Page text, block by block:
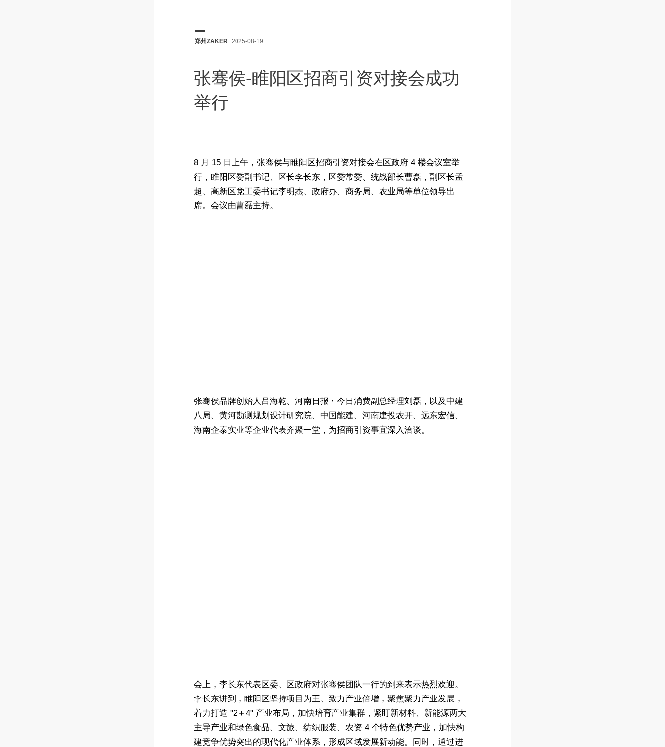
郑州ZAKER 2025-08-19
张骞侯-睢阳区招商引资对接会成功
举行
8 月 15 日上午，张骞侯与睢阳区招商引资对接会在区政府 4 楼会议室举
行，睢阳区委副书记、区长李长东，区委常委、统战部长曹磊，副区长孟
超、高新区党工委书记李明杰、政府办、商务局、农业局等单位领导出
席。会议由曹磊主持。
张骞侯品牌创始人吕海乾、河南日报・今日消费副总经理刘磊，以及中建
八局、黄河勘测规划设计研究院、中国能建、河南建投农开、远东宏信、
海南企泰实业等企业代表齐聚一堂，为招商引资事宜深入洽谈。
会上，李长东代表区委、区政府对张骞侯团队一行的到来表示热烈欢迎。
李长东讲到，睢阳区坚持项目为王、致力产业倍增，聚焦聚力产业发展，
着力打造 "2＋4" 产业布局，加快培育产业集群，紧盯新材料、新能源两大
主导产业和绿色食品、文旅、纺织服装、农资 4 个特色优势产业，加快构
建竞争优势突出的现代化产业体系，形成区域发展新动能。同时，通过进